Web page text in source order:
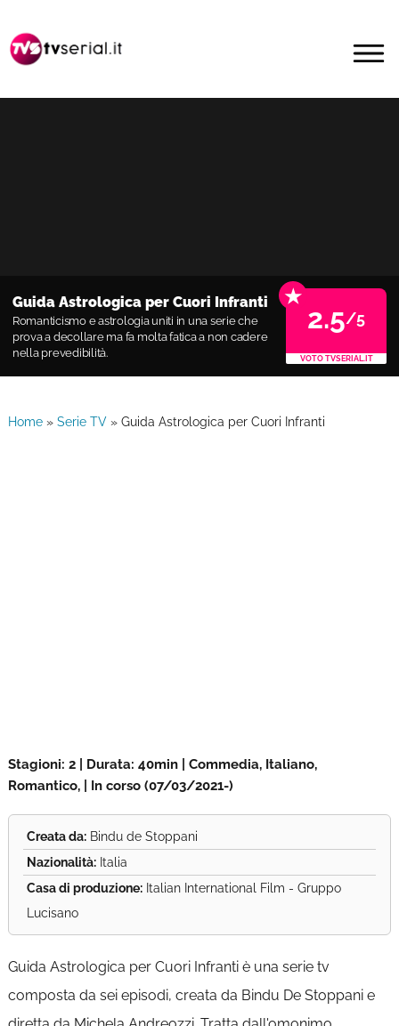
alla
navigazione
contenuto
MENU
Guida Astrologica per Cuori Infranti
Romanticismo e astrologia uniti in una serie che
prova a decollare ma fa molta fatica a non cadere
nella prevedibilità.
★
2.5/5
VOTO TVSERIAL.IT
Home» Serie TV» Guida Astrologica per Cuori Infranti
Stagioni: 2 | Durata: 40min | Commedia, Italiano,
Romantico, | In corso (07/03/2021-)
Creata da:Bindu de Stoppani
Nazionalità:Italia
Casa di produzione:Italian International Film - Gruppo
Lucisano
Guida Astrologica per Cuori Infranti è una serie tv
composta da sei episodi, creata da Bindu De Stoppani e